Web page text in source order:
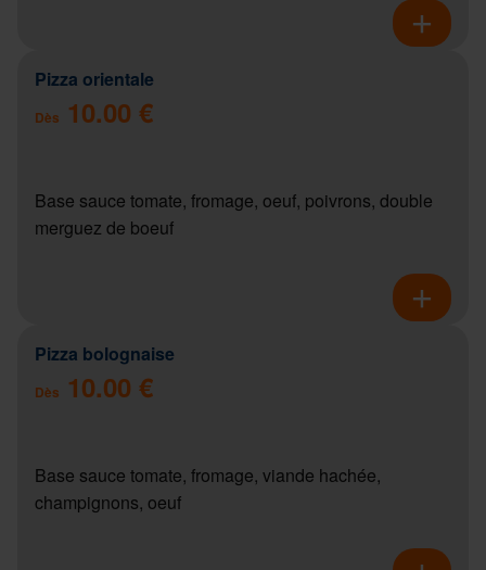
Pizza orientale
Dès 10.00 €
Base sauce tomate, fromage, oeuf, poivrons, double
merguez de boeuf
Pizza bolognaise
Dès 10.00 €
Base sauce tomate, fromage, viande hachée,
champignons, oeuf